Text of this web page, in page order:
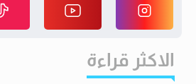
الاكثر قراءة